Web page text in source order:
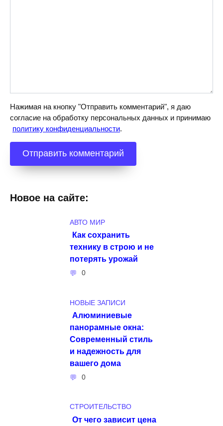
Нажимая на кнопку "Отправить комментарий", я даю
согласие на обработку персональных данных и принимаю
политику конфиденциальности.
Новое на сайте:
АВТО МИР
Как сохранить
технику в строю и не
потерять урожай
0
НОВЫЕ ЗАПИСИ
Алюминиевые
панорамные окна:
Современный стиль
и надежность для
вашего дома
0
СТРОИТЕЛЬСТВО
От чего зависит цена